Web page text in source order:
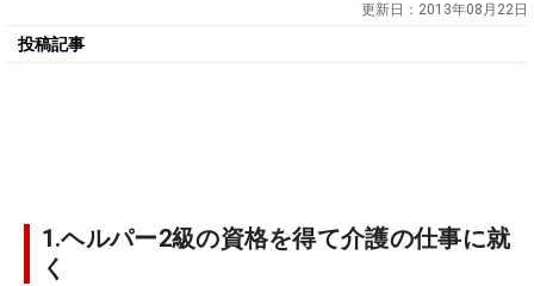
更新日： 2013年08月22日
投稿記事
1.ヘルパー2級の資格を得て介護の仕事に就
く